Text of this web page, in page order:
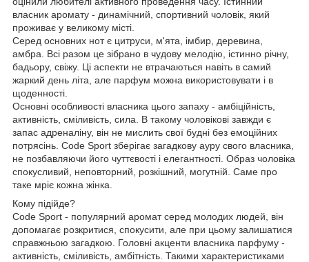
власник аромату - динамічний, спортивний чоловік, який
проживає у великому місті.
Серед основних нот є цитруси, м'ята, імбир, деревина,
амбра. Всі разом це зібрано в чудову мелодію, істинно річну,
бадьору, свіжу. Ці аспекти не втрачаються навіть в самий
жаркий день літа, але парфум можна використовувати і в
щоденності.
Основні особливості власника цього запаху - амбіційність,
активність, сміливість, сила. В такому чоловікові завжди є
запас адреналіну, він не мислить свої будні без емоційних
потрясінь. Code Sport зберігає загадкову ауру свого власника,
не позбавляючи його чуттєвості і елегантності. Образ чоловіка
спокусливий, неповторний, розкішний, могутній. Саме про
таке мріє кожна жінка.
Кому підійде?
Code Sport - популярний аромат серед молодих людей, він
допомагає розкритися, спокусити, але при цьому залишатися
справжньою загадкою. Головні акценти власника парфуму -
активність, сміливість, амбітність. Такими характеристиками